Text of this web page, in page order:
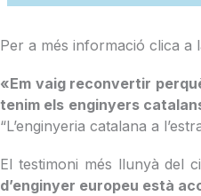
Per a més informació clica a
«Em vaig reconvertir
tenim els enginyers
“L’enginyeria catalana a
El testimoni més llunyà del
d’enginyer europeu està